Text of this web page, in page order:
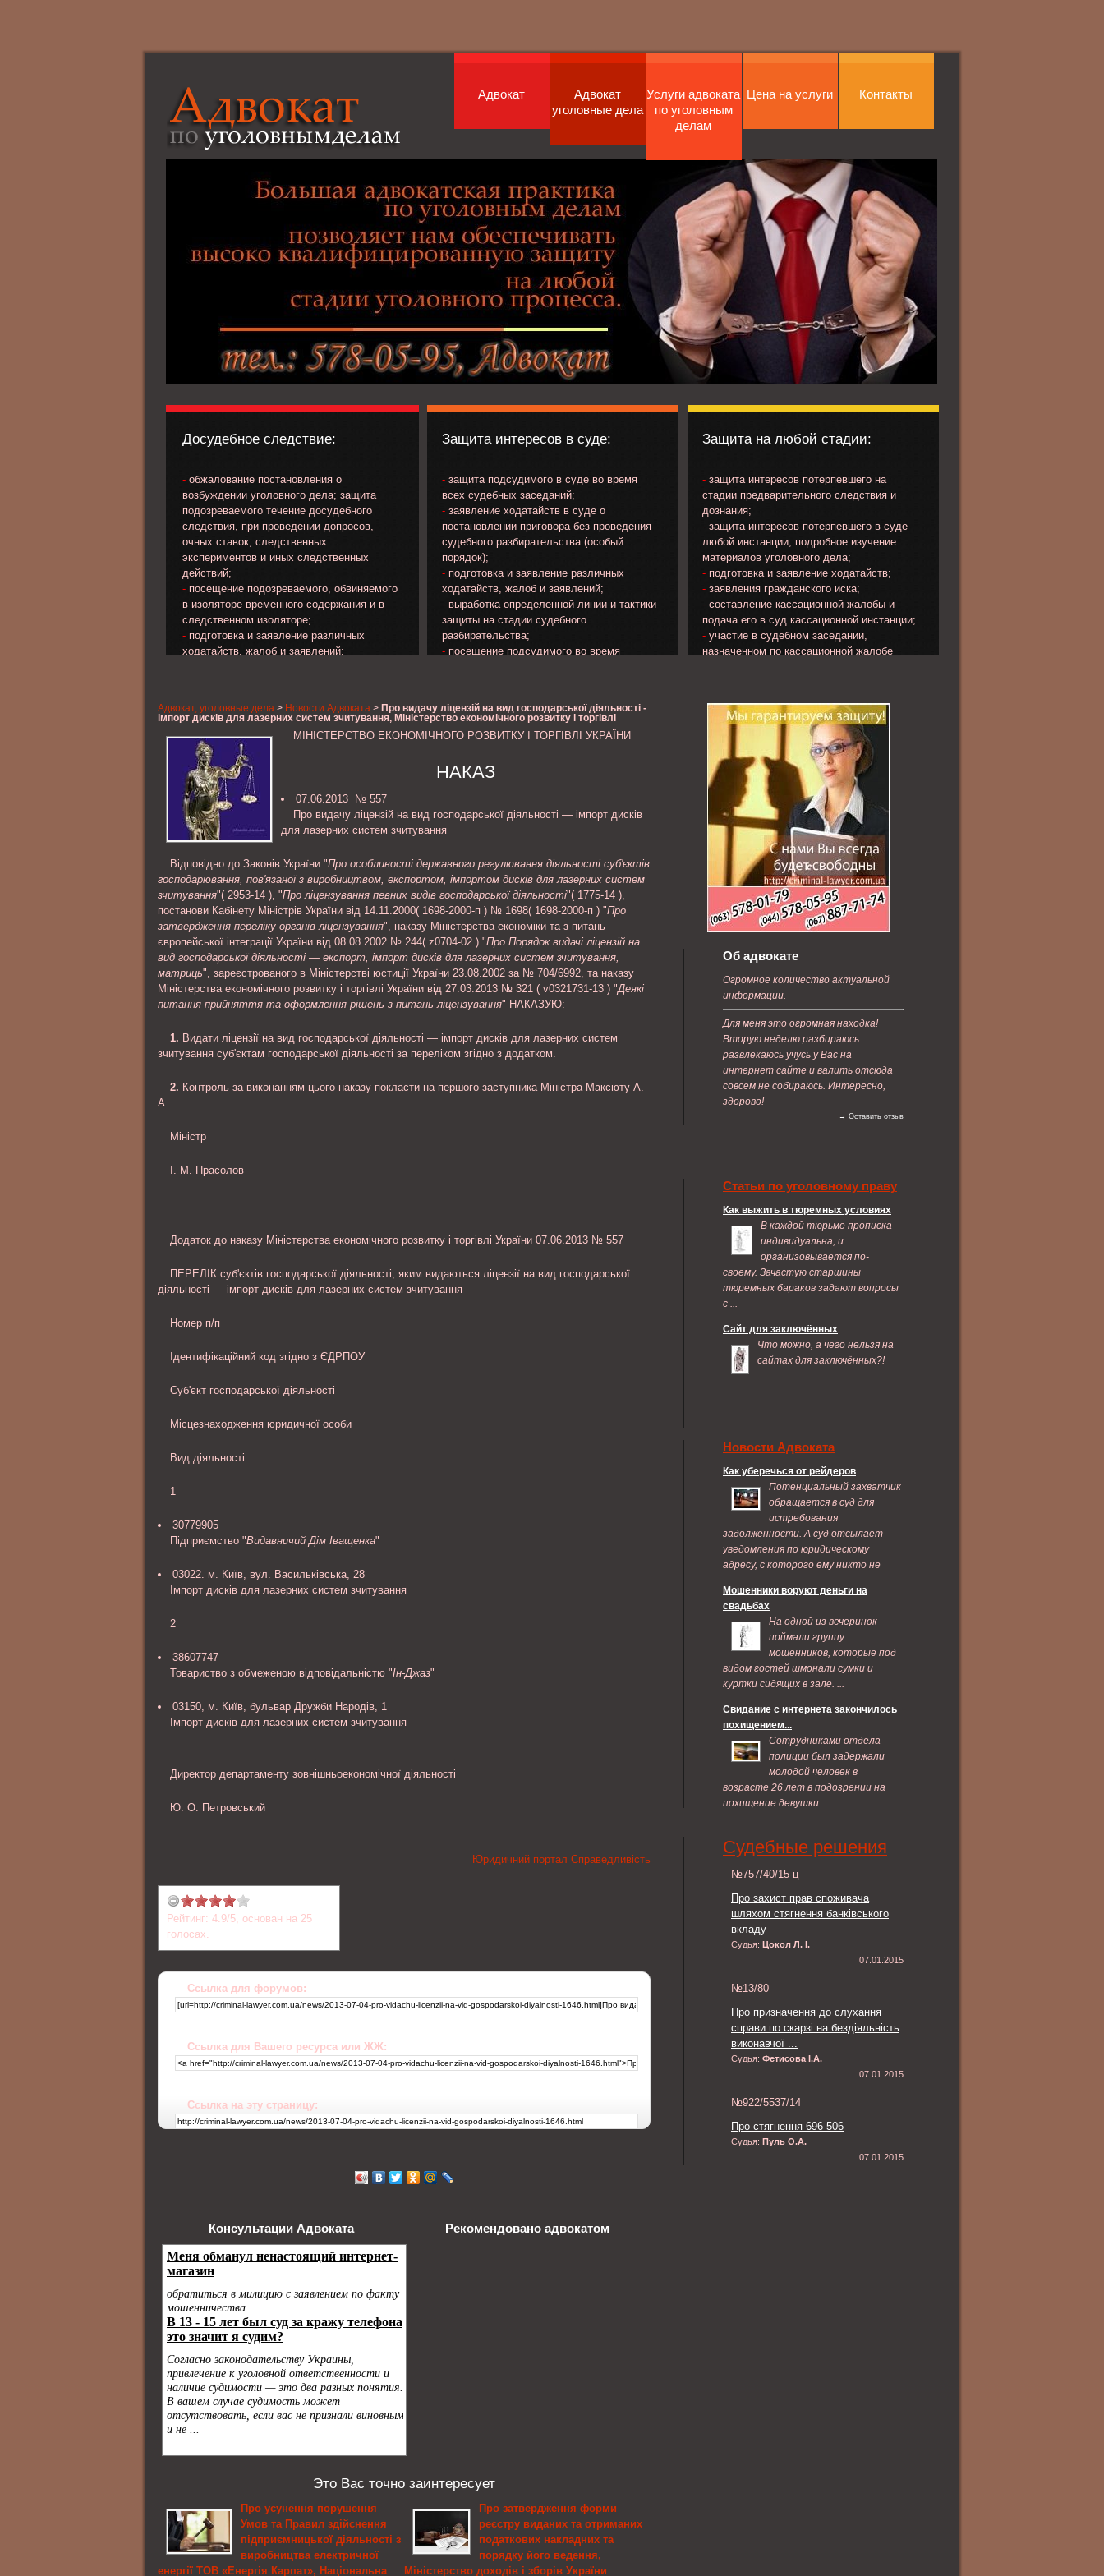
Адвокат
Адвокат
уголовные дела
Услуги адвоката
по уголовным
делам
Цена на услуги Контакты
Досудебное следствие:
- обжалование постановления о
возбуждении уголовного дела; защита
подозреваемого течение досудебного
следствия, при проведении допросов,
очных ставок, следственных
экспериментов и иных следственных
действий;
- посещение подозреваемого, обвиняемого
в изоляторе временного содержания и в
следственном изоляторе;
- подготовка и заявление различных
ходатайств, жалоб и заявлений;
стадии предварительного следствия;
сбор материала, характеризующего
личность обвиняемого; ознакомление с
материалами уголовного дела и др..
Защита интересов в суде:
-защита подсудимого в суде во время
всех судебных заседаний;
-заявление ходатайств в суде о
постановлении приговора без проведения
судебного разбирательства (особый
порядок);
-подготовка и заявление различных
ходатайств, жалоб и заявлений;
-выработка определенной линии и тактики
защиты на стадии судебного
разбирательства;
-посещение подсудимого во время
-ознакомление с протоколом судебного
заседания и подача замечаний к его
Защита на любой стадии:
- защита интересов потерпевшего на
стадии предварительного следствия и
дознания;
- защита интересов потерпевшего в суде
любой инстанции, подробное изучение
материалов уголовного дела;
- подготовка и заявление ходатайств;
- заявления гражданского иска;
- составление кассационной жалобы и
подача его в суд кассационной инстанции;
- участие в судебном заседании,
назначенном по кассационной жалобе
Адвокат, уголовные дела > Новости Адвоката > Про видачу ліцензій на вид господарської діяльності -
імпорт дисків для лазерних систем зчитування, Міністерство економічного розвитку і торгівлі
МІНІСТЕРСТВО ЕКОНОМІЧНОГО РОЗВИТКУ І ТОРГІВЛІ УКРАЇНИ
НАКАЗ
07.06.2013 № 557
Про видачу ліцензій на вид господарської діяльності — імпорт дисків
для лазерних систем зчитування
Відповідно до Законів України "Про особливості державного регулювання діяльності суб'єктів
господарювання, пов'язаної з виробництвом, експортом, імпортом дисків для лазерних систем
зчитування"( 2953-14 ), "Про ліцензування певних видів господарської діяльності"( 1775-14 ),
постанови Кабінету Міністрів України від 14.11.2000( 1698-2000-п ) № 1698( 1698-2000-п ) "Про
затвердження переліку органів ліцензування", наказу Міністерства економіки та з питань
європейської інтеграції України від 08.08.2002 № 244( z0704-02 ) "Про Порядок видачі ліцензій на
вид господарської діяльності — експорт, імпорт дисків для лазерних систем зчитування,
матриць", зареєстрованого в Міністерстві юстиції України 23.08.2002 за № 704/6992, та наказу
Міністерства економічного розвитку і торгівлі України від 27.03.2013 № 321 ( v0321731-13 ) "Деякі
питання прийняття та оформлення рішень з питань ліцензування" НАКАЗУЮ:
1. Видати ліцензії на вид господарської діяльності — імпорт дисків для лазерних систем
зчитування суб'єктам господарської діяльності за переліком згідно з додатком.
2. Контроль за виконанням цього наказу покласти на першого заступника Міністра Максюту А.
А.
Міністр
І. М. Прасолов
Додаток до наказу Міністерства економічного розвитку і торгівлі України 07.06.2013 № 557
ПЕРЕЛІК суб'єктів господарської діяльності, яким видаються ліцензії на вид господарської
діяльності — імпорт дисків для лазерних систем зчитування
Номер п/п
Ідентифікаційний код згідно з ЄДРПОУ
Суб'єкт господарської діяльності
Місцезнаходження юридичної особи
Вид діяльності
1
30779905
Підприємство "Видавничий Дім Іващенка"
03022. м. Київ, вул. Васильківська, 28
Імпорт дисків для лазерних систем зчитування
2
38607747
Товариство з обмеженою відповідальністю "Ін-Джаз"
03150, м. Київ, бульвар Дружби Народів, 1
Імпорт дисків для лазерних систем зчитування
Директор департаменту зовнішньоекономічної діяльності
Ю. О. Петровський
Юридичний портал Справедливість
Рейтинг: 4.9/5, основан на 25
голосах.
Ссылка для форумов:
Ссылка для Вашего ресурса или ЖЖ:
Ссылка на эту страницу:
Консультации Адвоката Рекомендовано адвокатом
Это Вас точно заинтересует
Про усунення порушення
Умов та Правил здійснення
підприємницької діяльності з
виробництва електричної
енергії ТОВ «Енергія Карпат», Національна
Про затвердження форми
реєстру виданих та отриманих
податкових накладних та
порядку його ведення,
Міністерство доходів і зборів України
Об адвокате
Огромное количество актуальной
информации.
Для меня это огромная находка!
Вторую неделю разбираюсь
развлекаюсь учусь у Вас на
интернет сайте и валить отсюда
совсем не собираюсь. Интересно,
здорово!
→ Оставить отзыв
Статьи по уголовному праву
Как выжить в тюремных условиях
В каждой тюрьме прописка
индивидуальна, и
организовывается по-
своему. Зачастую старшины
тюремных бараков задают вопросы
с ...
Сайт для заключённых
Что можно, а чего нельзя на
сайтах для заключённых?!
Новости Адвоката
Как уберечься от рейдеров
Потенциальный захватчик
обращается в суд для
истребования
задолженности. А суд отсылает
уведомления по юридическому
адресу, с которого ему никто не
Мошенники воруют деньги на
свадьбах
На одной из вечеринок
поймали группу
мошенников, которые под
видом гостей шмонали сумки и
куртки сидящих в зале. ...
Свидание с интернета закончилось
похищением...
Сотрудниками отдела
полиции был задержали
молодой человек в
возрасте 26 лет в подозрении на
похищение девушки. .
Судебные решения
№757/40/15-ц
Про захист прав споживача
шляхом стягнення банківського
вкладу
Судья: Цокол Л. І.
07.01.2015
№13/80
Про призначення до слухання
справи по скарзі на бездіяльність
виконавчої ...
Судья: Фетисова І.А.
07.01.2015
№922/5537/14
Про стягнення 696 506
Судья: Пуль О.А.
07.01.2015